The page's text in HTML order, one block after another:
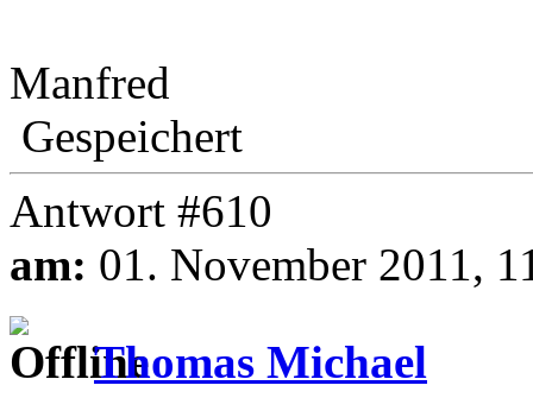
Manfred
Gespeichert
Antwort #610
am: 01. November 2011,
Thomas Michael